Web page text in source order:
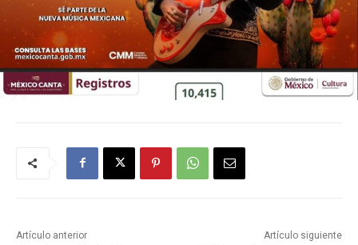
Artículo anterior Artículo siguiente